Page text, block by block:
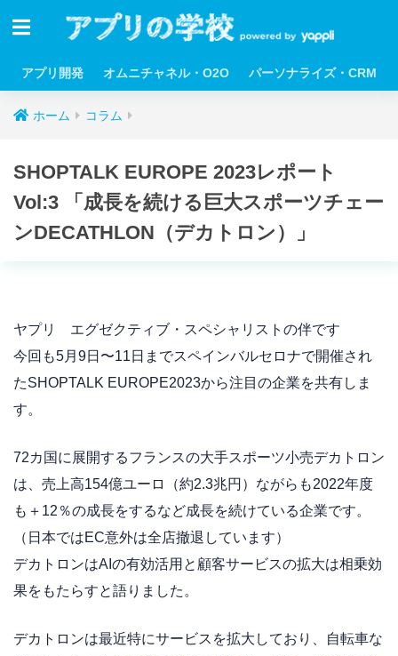
アプリ開発 オムニチャネル・O2O パーソナライズ・CRM
ホーム コラム
SHOPTALK EUROPE 2023レポート
Vol:3 「成長を続ける巨大スポーツチェー
ンDECATHLON（デカトロン）」
ヤプリ エグゼクティブ・スペシャリストの伴です
今回も5月9日〜11日までスペインバルセロナで開催され
たSHOPTALK EUROPE2023から注目の企業を共有しま
す。
72カ国に展開するフランスの大手スポーツ小売デカトロン
は、売上高154億ユーロ（約2.3兆円）ながらも2022年度
も＋12％の成長をするなど成長を続けている企業です。
（日本ではEC意外は全店撤退しています）
デカトロンはAIの有効活用と顧客サービスの拡大は相乗効
果をもたらすと語りました。
デカトロンは最近特にサービスを拡大しており、自転車な